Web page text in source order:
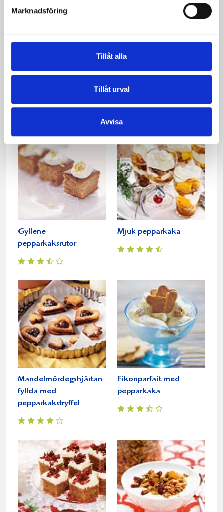
Marknadsföring
Tillåt alla
Tillåt urval
Avvisa
Ljus tryffel rullad i
Gyllene
pepparkaksrutor
Mjuk pepparkaka
Mandelmördegshjärtan
fyllda med
pepparkakstryffel
Fikonparfait med
pepparkaka